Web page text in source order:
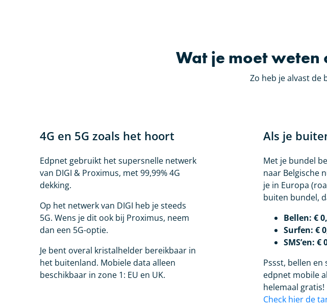
Wat je moet weten
Zo heb je alvast de
4G en 5G zoals het hoort
Edpnet gebruikt het supersnelle netwerk
van DIGI & Proximus, met 99,99% 4G
dekking.
Op het netwerk van DIGI heb je steeds
5G. Wens je dit ook bij Proximus, neem
dan een 5G-optie.
Je bent overal kristalhelder bereikbaar in
het buitenland. Mobiele data alleen
beschikbaar in zone 1: EU en UK.
Als je
Met je bundel
naar Belgische
je in Europa
buiten bundel,
Bellen: €
Surfen: €
SMS’en:
Pssst, bellen en
edpnet mobile
helemaal gratis!
Check hier de